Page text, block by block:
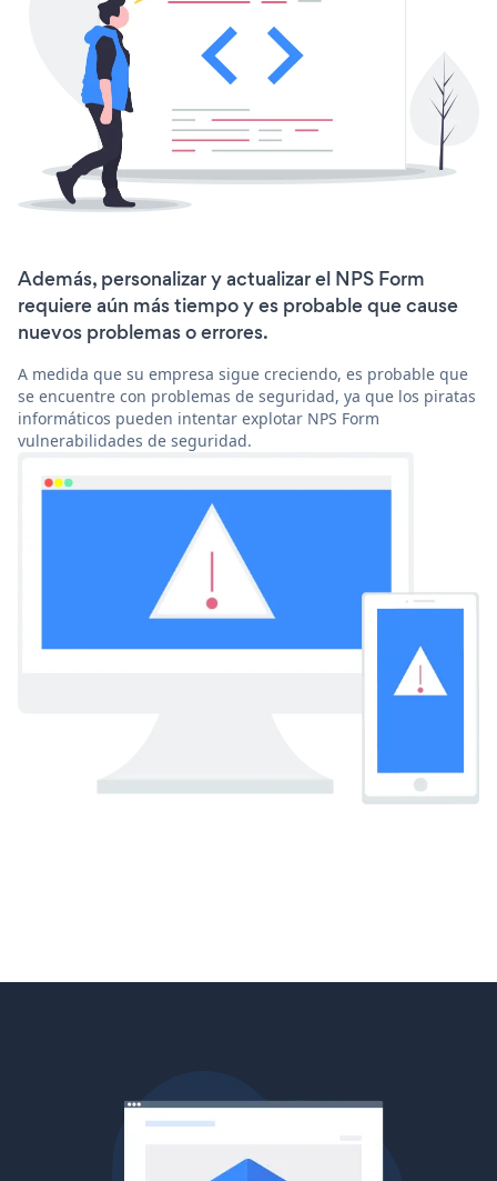
Además, personalizar y actualizar el NPS Form
requiere aún más tiempo y es probable que cause
nuevos problemas o errores.
A medida que su empresa sigue creciendo, es probable que
se encuentre con problemas de seguridad, ya que los piratas
informáticos pueden intentar explotar NPS Form
vulnerabilidades de seguridad.